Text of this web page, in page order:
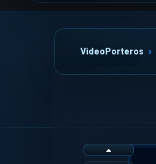
VideoPorteros